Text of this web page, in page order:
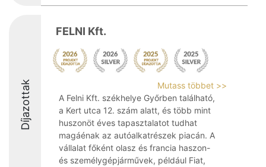
Díjazottak
FELNI Kft.
Mutass többet >>
A Felni Kft. székhelye Győrben található,
a Kert utca 12. szám alatt, és több mint
huszonöt éves tapasztalatot tudhat
magáénak az autóalkatrészek piacán. A
vállalat főként olasz és francia haszon-
és személygépjárművek, például Fiat,